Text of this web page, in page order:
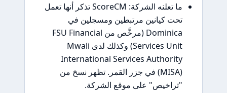
ما تعلنه الشركة: ScoreCM تذكر أنها تعمل
تحت كيانين مرتبطين ومسجلين في
Dominica (مرخَّص من FSU Financial
Services Unit) وكذلك لدى Mwali
International Services Authority
(MISA) في جزر القمر. تظهر نسخ من
"تراخيص" على موقع الشركة.